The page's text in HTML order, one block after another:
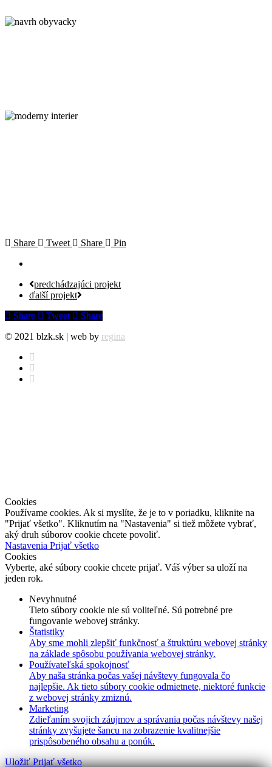
Share Tweet Share Pin
predchádzajúci projekt
ďalší projekt
Share
Tweet
Share
© 2021 blzk.sk | web by regina
facebook
instagram
behance
Cookies
Používame cookies. Ak si myslíte, že je to v poriadku, kliknite na
"Prijať všetko". Kliknutím na "Nastavenia" si tiež môžete vybrať,
aký druh súborov cookie chcete povoliť.
Nastavenia Prijať všetko
Cookies
Vyberte, aké súbory cookie chcete prijať. Váš výber sa uloží na
jeden rok.
Nevyhnutné
Tieto súbory cookie nie sú voliteľné. Sú potrebné pre
fungovanie webovej stránky.
Štatistiky
Aby sme mohli zlepšiť funkčnosť a štruktúru webovej stránky
na základe spôsobu používania webovej stránky.
Používateľská spokojnosť
Aby naša stránka počas vašej návštevy fungovala čo
najlepšie. Ak tieto súbory cookie odmietnete, niektoré funkcie
z webovej stránky zmiznú.
Marketing
Zdieľaním svojich záujmov a správania počas návštevy našej
stránky zvyšujete šancu na zobrazenie kvalitnejšie
prispôsobeného obsahu a ponúk.
UložiťPrijať všetko